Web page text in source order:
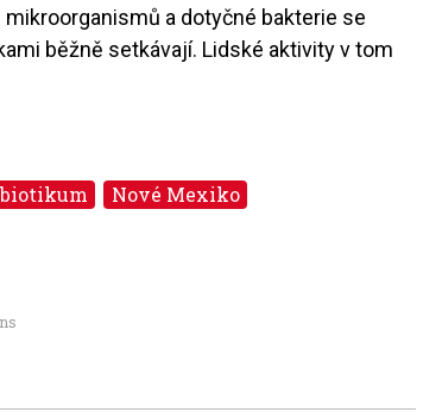
mikroorganismů a dotyčné bakterie se
běžně setkávají. Lidské aktivity v tom
Nové Mexiko